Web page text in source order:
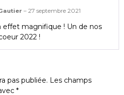
– 27 septembre 2021
effet magnifique ! Un de nos
2022 !
pas publiée. Les champs
*